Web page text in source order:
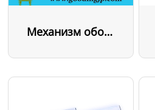
Механизм оборотных средств